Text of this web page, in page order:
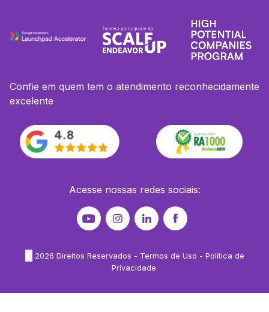
Confie em quem tem o atendimento reconhecidamente
excelente
Acesse nossas redes sociais:
2026 Direitos Reservados - Termos de Uso - Política de
Privacidade.